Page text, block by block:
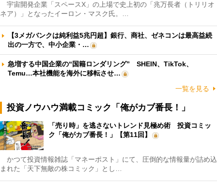
宇宙開発企業「スペースX」の上場で史上初の「兆万長者（トリリオ
ネア）」となったイーロン・マスク氏。…
【3メガバンクは純利益5兆円超】銀行、商社、ゼネコンは最高益続
出の一方で、中小企業・…
急増する中国企業の“国籍ロンダリング” SHEIN、TikTok、
Temu…本社機能を海外に移転させ…
一覧を見る
投資ノウハウ満載コミック「俺がカブ番長！」
「売り時」を逃さないトレンド見極め術 投資コミッ
ク「俺がカブ番長！」【第11回】
かつて投資情報雑誌「マネーポスト」にて、圧倒的な情報量が詰め込
まれた「天下無敵の株コミック」とし…